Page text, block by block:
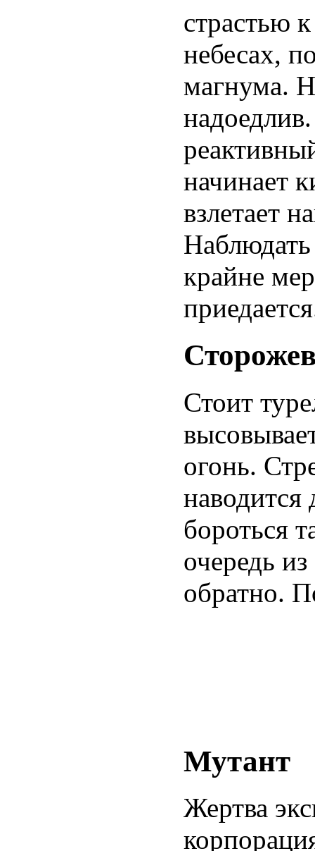
страстью
небесах,
магнума.
начинает
взлетает
крайне
Стоит
огонь.
наводится
бороться
очередь
обратно.
Мутант
Жертва